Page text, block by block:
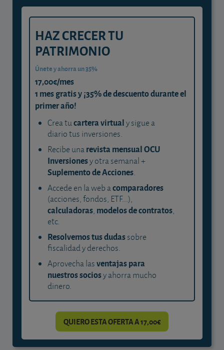
HAZ CRECER TU
PATRIMONIO
Únete y ahorra un 35%
17,00€/mes
1 mes gratis y ¡35% de descuento durante el
primer año!
Crea tucartera virtualy sigue a
diario tus inversiones.
Recibe unarevista mensual OCU
Inversionesy otra semanal +
Suplemento de Acciones.
Accede en la web acomparadores
(acciones, fondos, ETF...),
calculadoras, modelos de contratos,
etc.
Resolvemos tus dudassobre
fiscalidad y derechos.
Aprovecha lasventajas para
nuestros sociosy ahorra mucho
dinero.
QUIERO ESTA OFERTA A 17,00€